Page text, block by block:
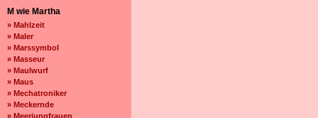
M wie Martha
» Mahlzeit
» Maler
» Marssymbol
» Masseur
» Maulwurf
» Maus
» Mechatroniker
» Meckernde
» Meerjungfrauen